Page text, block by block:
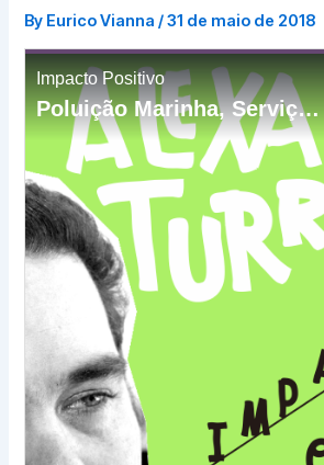
By Eurico Vianna /31 de maio de 2018